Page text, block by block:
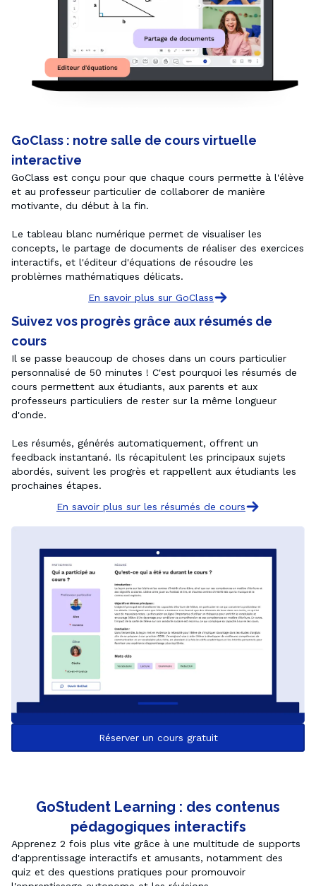
GoClass : notre salle de cours virtuelle
interactive
GoClass est conçu pour que chaque cours permette à l'élève
et au professeur particulier de collaborer de manière
motivante, du début à la fin.
Le tableau blanc numérique permet de visualiser les
concepts, le partage de documents de réaliser des exercices
interactifs, et l'éditeur d'équations de résoudre les
En savoir plus sur GoClass
Suivez vos progrès grâce aux résumés de
cours
Il se passe beaucoup de choses dans un cours particulier
personnalisé de 50 minutes ! C'est pourquoi les résumés de
cours permettent aux étudiants, aux parents et aux
professeurs particuliers de rester sur la même longueur
d'onde.
Les résumés, générés automatiquement, offrent un
feedback instantané. Ils récapitulent les principaux sujets
abordés, suivent les progrès et rappellent aux étudiants les
prochaines étapes.
En savoir plus sur les résumés de cours
Réserver un cours gratuit
GoStudent Learning : des contenus
pédagogiques interactifs
Apprenez 2 fois plus vite grâce à une multitude de supports
d'apprentissage interactifs et amusants, notamment des
quiz et des questions pratiques pour promouvoir